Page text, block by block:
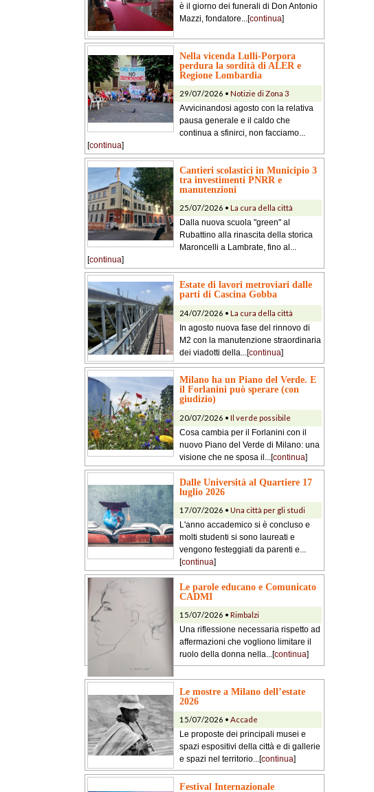
è il giorno dei funerali di Don Antonio
Mazzi, fondatore...[continua]
Nella vicenda Lulli-Porpora
perdura la sordità di ALER e
Regione Lombardia
29/07/2026 • Notizie di Zona 3
Avvicinandosi agosto con la relativa
pausa generale e il caldo che
continua a sfinirci, non facciamo...
[continua]
Cantieri scolastici in Municipio 3
tra investimenti PNRR e
manutenzioni
25/07/2026 • La cura della città
Dalla nuova scuola "green" al
Rubattino alla rinascita della storica
Maroncelli a Lambrate, fino al...
[continua]
Estate di lavori metroviari dalle
parti di Cascina Gobba
24/07/2026 • La cura della città
In agosto nuova fase del rinnovo di
M2 con la manutenzione straordinaria
dei viadotti della...[continua]
Milano ha un Piano del Verde. E
il Forlanini può sperare (con
giudizio)
20/07/2026 • Il verde possibile
Cosa cambia per il Forlanini con il
nuovo Piano del Verde di Milano: una
visione che ne sposa il...[continua]
Dalle Università al Quartiere 17
luglio 2026
17/07/2026 • Una città per gli studi
L'anno accademico si è concluso e
molti studenti si sono laureati e
vengono festeggiati da parenti e...
[continua]
Le parole educano e Comunicato
CADMI
15/07/2026 • Rimbalzi
Una riflessione necessaria rispetto ad
affermazioni che vogliono limitare il
ruolo della donna nella...[continua]
Le mostre a Milano dell’estate
2026
15/07/2026 • Accade
Le proposte dei principali musei e
spazi espositivi della città e di gallerie
e spazi nel territorio...[continua]
Festival Internazionale